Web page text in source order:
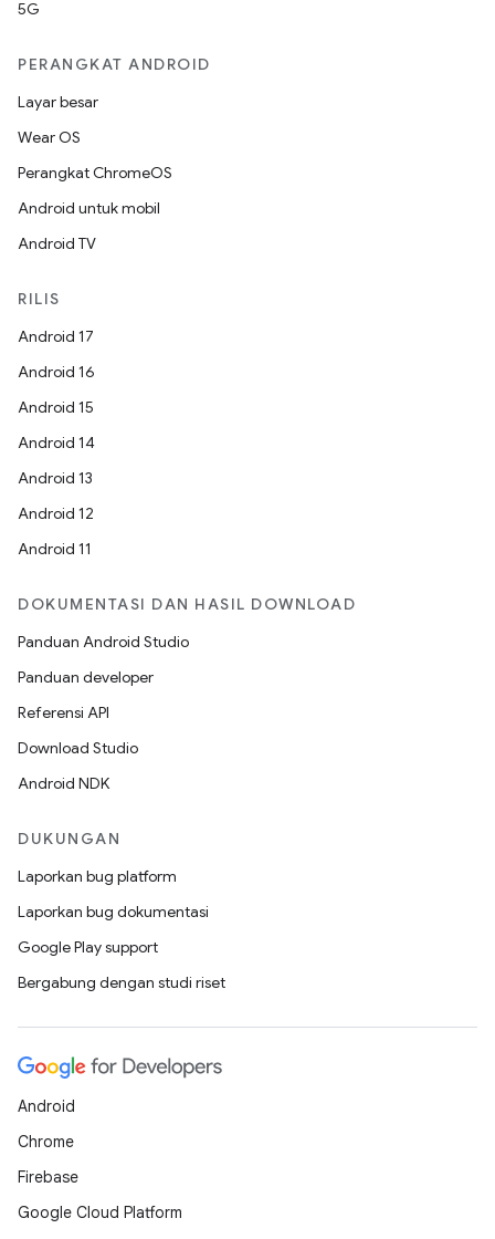
5G
PERANGKAT ANDROID
Layar besar
Wear OS
Perangkat ChromeOS
Android untuk mobil
Android TV
RILIS
Android 17
Android 16
Android 15
Android 14
Android 13
Android 12
Android 11
DOKUMENTASI DAN HASIL DOWNLOAD
Panduan Android Studio
Panduan developer
Referensi API
Download Studio
Android NDK
DUKUNGAN
Laporkan bug platform
Laporkan bug dokumentasi
Google Play support
Bergabung dengan studi riset
Android
Chrome
Firebase
Google Cloud Platform